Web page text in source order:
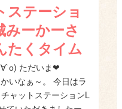
ステーショ
ーかーさ
たくタイム
ただいま❤
いなぁ～。 今日はラ
ャットステーションL